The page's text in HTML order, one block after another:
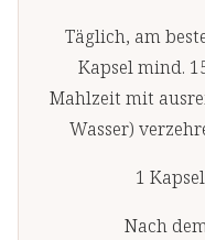
Täglich, am
Kapsel mind.
Mahlzeit mit
Wasser)
1
Nach